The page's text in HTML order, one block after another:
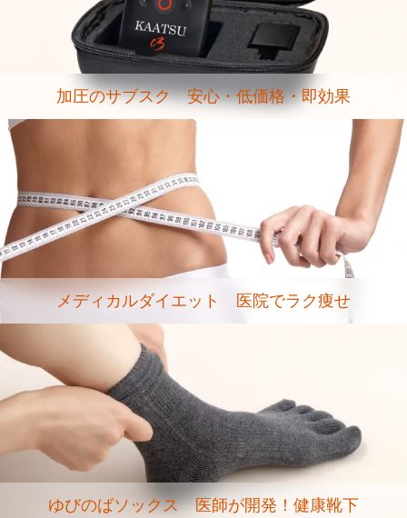
加圧のサブスク 安心・低価格・即効果
メディカルダイエット 医院でラク痩せ
ゆびのばソックス 医師が開発！健康靴下